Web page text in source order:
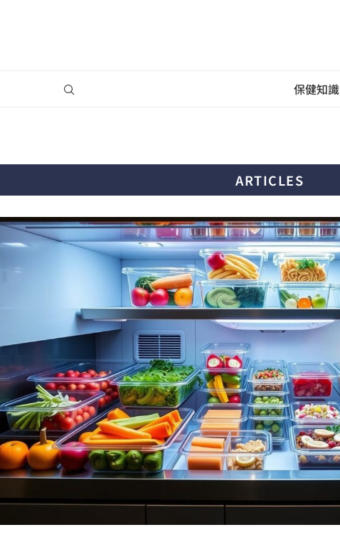
保健知識
ARTICLES